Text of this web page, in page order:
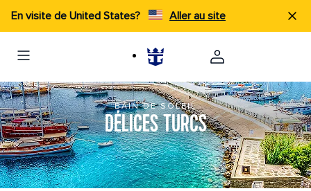
En visite de United States? Aller au site
BAIN DE SOLEIL
DÉLICES TURCS